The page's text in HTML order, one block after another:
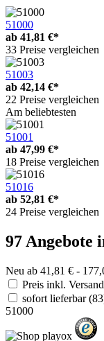
51000
ab 41,81 €*
33 Preise vergleichen
51003
ab 42,14 €*
22 Preise vergleichen
Am beliebtesten
51001
ab 47,99 €*
18 Preise vergleichen
51016
ab 52,81 €*
24 Preise vergleichen
97 Angebote
Neu ab 41,81 € -
Preis inkl. Versand
sofort lieferbar
51000